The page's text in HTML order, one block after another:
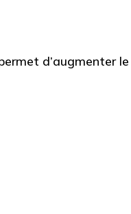
d’augmenter